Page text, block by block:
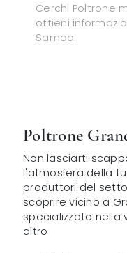
Cerchi Poltrone
ottieni
Samoa.
Poltrone
Non lasciarti
l'atmosfera della
produttori del
scoprire vicino a
specializzato nella
altro